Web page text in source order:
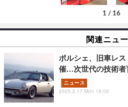
1 / 16
関連ニュ
ポルシェ、旧車レ
催…次世代の技術者
ニュース
2025.2.17 Mon 18:00